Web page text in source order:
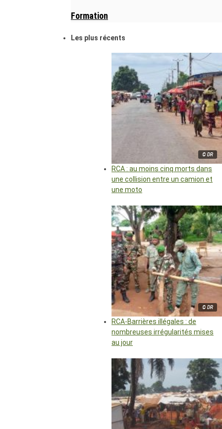
Formation
Les plus récents
© DR
RCA : au moins cinq morts dans
une collision entre un camion et
une moto
© DR
RCA-Barrières illégales : de
nombreuses irrégularités mises
au jour